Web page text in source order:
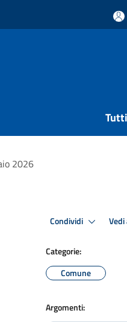
2026
Condividi Vedi
Categorie:
Comune
Argomenti: